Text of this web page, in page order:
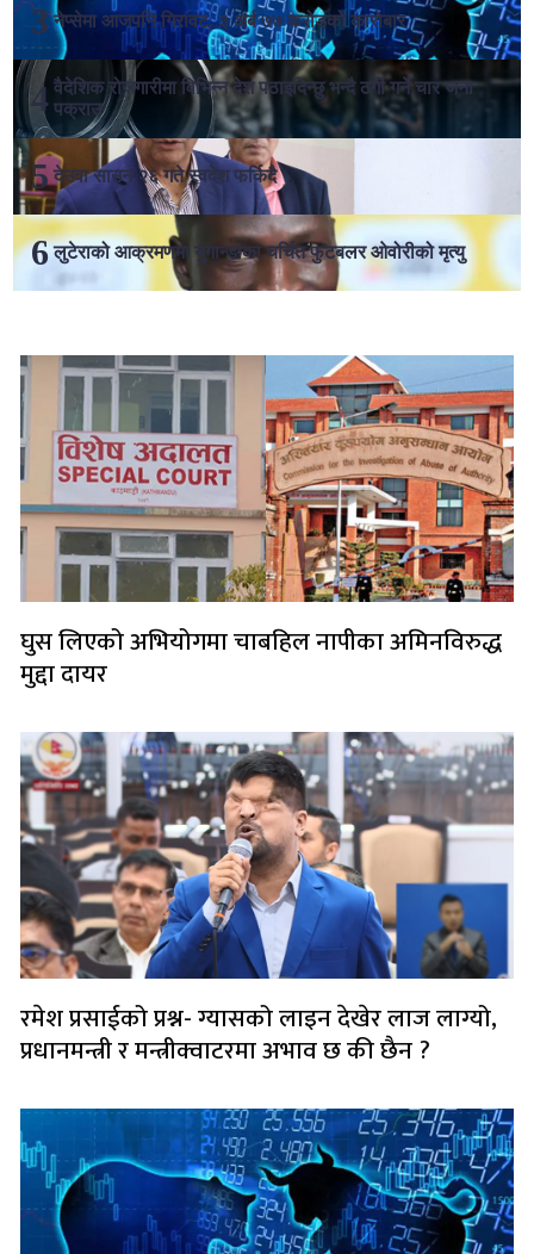
नेप्सेमा आजपनि गिरावट, ३ अर्ब ७७ करोडको कारोबार
वैदेशिक रोजगारीमा विभिन्न देश पठाइदिन्छु भन्दै ठगी गर्ने चार जना
पक्राउ
देउवा साउन २६ गते स्वदेश फर्किदै
लुटेराको आक्रमणमा युगान्डाका चर्चित फुटबलर ओवोरीको मृत्यु
घुस लिएको अभियोगमा चाबहिल नापीका अमिनविरुद्ध
मुद्दा दायर
रमेश प्रसाईको प्रश्न- ग्यासको लाइन देखेर लाज लाग्यो,
प्रधानमन्त्री र मन्त्रीक्वाटरमा अभाव छ की छैन ?